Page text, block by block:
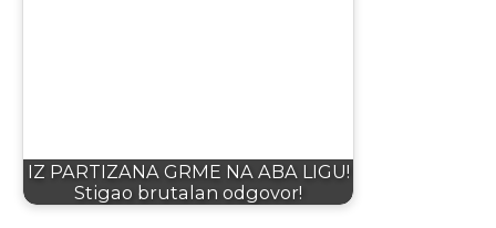
IZ PARTIZANA GRME NA ABA LIGU!
Stigao brutalan odgovor!